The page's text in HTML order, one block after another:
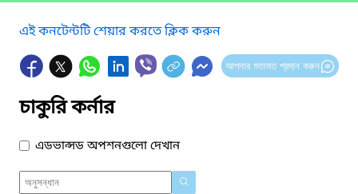
এই কনটেন্টটি শেয়ার করতে ক্লিক করুন
আপনার মতামত প্রদান করুন
চাকুরি কর্নার
এডভান্সড অপশনগুলো দেখান